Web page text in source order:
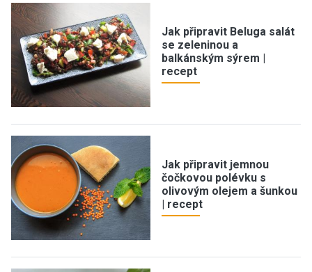
Jak připravit Beluga salát
se zeleninou a
balkánským sýrem |
recept
Jak připravit jemnou
čočkovou polévku s
olivovým olejem a šunkou
| recept